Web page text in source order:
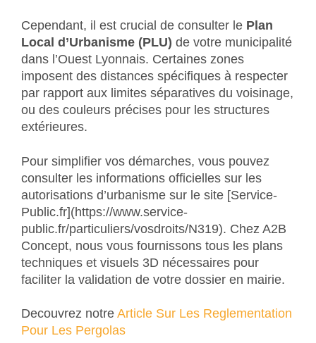
Cependant, il est crucial de consulter le Plan
Local d’Urbanisme (PLU) de votre municipalité
dans l’Ouest Lyonnais. Certaines zones
imposent des distances spécifiques à respecter
par rapport aux limites séparatives du voisinage,
ou des couleurs précises pour les structures
extérieures.
Pour simplifier vos démarches, vous pouvez
consulter les informations officielles sur les
autorisations d’urbanisme sur le site [Service-
Public.fr](https://www.service-
public.fr/particuliers/vosdroits/N319). Chez A2B
Concept, nous vous fournissons tous les plans
techniques et visuels 3D nécessaires pour
faciliter la validation de votre dossier en mairie.
Decouvrez notre Article Sur Les Reglementation
Pour Les Pergolas